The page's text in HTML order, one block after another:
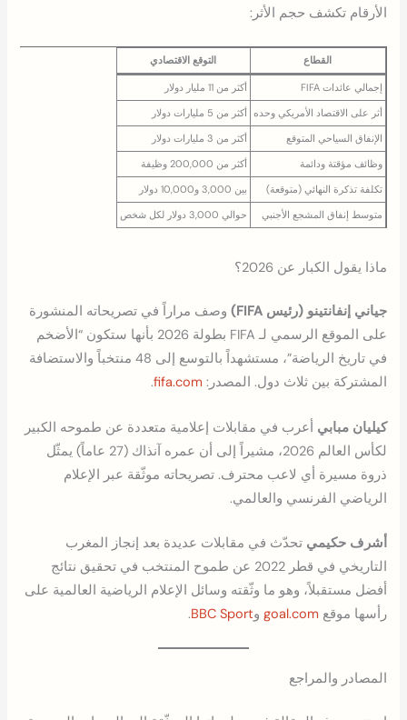
الأرقام تكشف حجم الأثر:
القطاع التوقع الاقتصادي
إجمالي عائدات FIFA
أكثر من 11 مليار دولار
أثر على الاقتصاد الأمريكي وحده
أكثر من 5 مليارات دولار
الإنفاق السياحي المتوقع
أكثر من 3 مليارات دولار
وظائف مؤقتة ودائمة
أكثر من 200,000 وظيفة
تكلفة تذكرة النهائي (متوقعة)
بين 3,000 و10,000 دولار
متوسط إنفاق المشجع الأجنبي
حوالي 3,000 دولار لكل شخص
ماذا يقول الكبار عن 2026؟
جياني إنفانتينو (رئيس FIFA)
وصف مراراً في تصريحاته المنشورة
على الموقع الرسمي لـ FIFA بطولة 2026 بأنها ستكون “الأضخم
في تاريخ الرياضة”، مستشهداً بالتوسع إلى 48 منتخباً والاستضافة
المشتركة بين ثلاث دول. المصدر: fifa.com
.
كيليان مبابي أعرب في مقابلات إعلامية متعددة عن طموحه الكبير
لكأس العالم 2026، مشيراً إلى أن عمره آنذاك (27 عاماً) يمثّل
ذروة مسيرة أي لاعب محترف. تصريحاته موثّقة عبر الإعلام
الرياضي الفرنسي والعالمي.
أشرف حكيمي تحدّث في مقابلات عديدة بعد إنجاز المغرب
التاريخي في قطر 2022 عن طموح المنتخب في تحقيق نتائج
أفضل مستقبلاً، وهو ما وثّقته وسائل الإعلام الرياضية العالمية على
رأسها موقع goal.com وBBC Sport
.
المصادر والمراجع